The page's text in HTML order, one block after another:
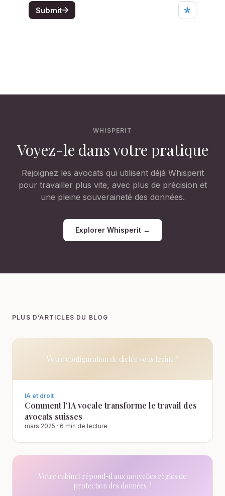
WHISPERIT
Voyez-le dans votre pratique
Rejoignez les avocats qui utilisent déjà Whisperit
pour travailler plus vite, avec plus de précision et
une pleine souveraineté des données.
Explorer Whisperit →
PLUS D’ARTICLES DU BLOG
Votre configuration de dictée vous freine ?
IA et droit
Comment l'IA vocale transforme le travail des
avocats suisses
mars 2025 · 6 min de lecture
Votre cabinet répond-il aux nouvelles règles de
protection des données ?